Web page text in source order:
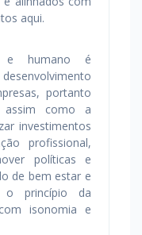
aqui.
e humano é
portanto
assim como a
investimentos
profissional,
políticas e
de bem estar e
o princípio da
isonomia e